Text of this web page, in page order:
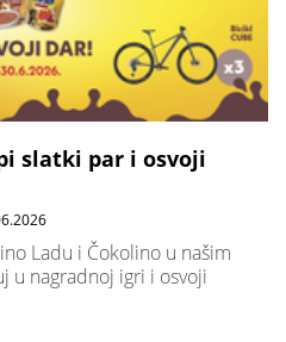
slatki par i osvoji
Ladu i Čokolino u našim
u nagradnoj igri i osvoji